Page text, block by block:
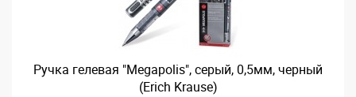
Ручка гелевая "Megapolis", серый, 0,5мм, черный
(Erich Krause)